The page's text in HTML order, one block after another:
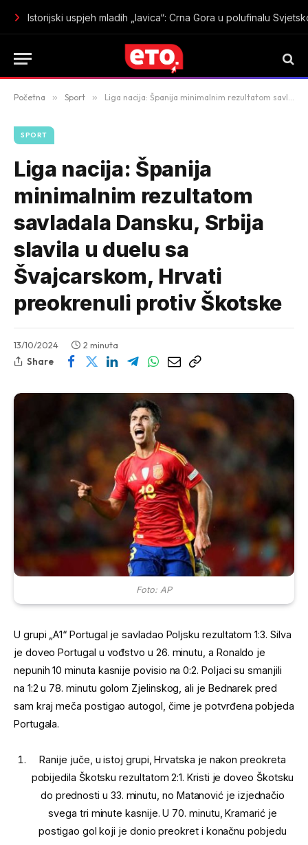
Istorijski uspjeh mladih „lavica“: Crna Gora u polufinalu
Početna » Sport » Liga nacija: Španija minimalnim rezultatom savladala Dansku, Srbija slavila u duelu sa Švajcarskom, Hrvati preokrenuli protiv Škotske
SPORT
Liga nacija: Španija
minimalnim rezultatom
savladala Dansku, Srbija
slavila u duelu sa
Švajcarskom, Hrvati
preokrenuli protiv Škotske
13/10/2024
2 minuta
Share
Foto: AP
U grupi „A1“ Portugal je savladao Poljsku rezultatom 1:3. Silva
je doveo Portugal u vođstvo u 26. minutu, a Ronaldo je
nepunih 10 minuta kasnije povisio na 0:2. Poljaci su smanjili
na 1:2 u 78. minutu golom Zjelinskog, ali je Bednarek pred
sam kraj meča postigao autogol, čime je potvrđena pobjeda
Portugala.
Ranije juče, u istoj grupi, Hrvatska je nakon preokreta
pobijedila Škotsku rezultatom 2:1. Kristi je doveo Škotsku
do prednosti u 33. minutu, no Matanović je izjednačio
svega tri minute kasnije. U 70. minutu, Kramarić je
postigao gol koji je donio preokret i konačnu pobjedu